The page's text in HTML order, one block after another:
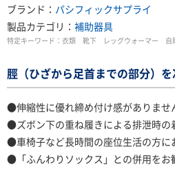
ブランド： パシフィックサプライ
製品カテゴリ： 補助器具
特定キーワード： 衣類 靴下 レッグウォーマー 自
脛（ひざから足首までの部分）
●伸縮性に優れ締め付け感がありませ
●ズボン下の重ね履きによる排泄時の
●車椅子など長時間の座位生活の方に
●「ふんわりソックス」との併用をお